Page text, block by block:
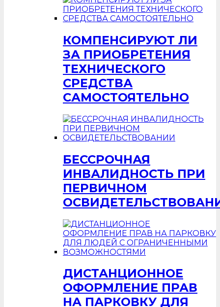
КОМПЕНСИРУЮТ ЛИ
ЗА ПРИОБРЕТЕНИЯ
ТЕХНИЧЕСКОГО
СРЕДСТВА
САМОСТОЯТЕЛЬНО
БЕССРОЧНАЯ
ИНВАЛИДНОСТЬ ПРИ
ПЕРВИЧНОМ
ДИСТАНЦИОННОЕ
ОФОРМЛЕНИЕ ПРАВ
НА ПАРКОВКУ ДЛЯ